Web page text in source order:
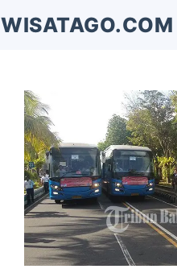
ke
WISATAGO.COM